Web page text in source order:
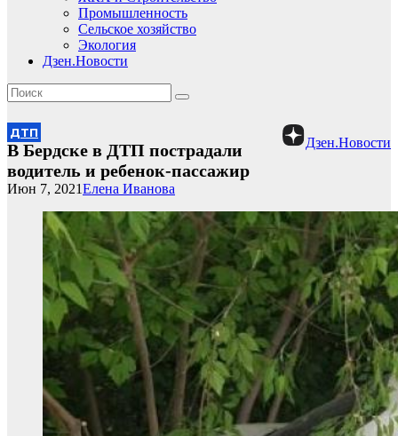
Промышленность
Сельское хозяйство
Экология
Дзен.Новости
Дзен.Новости
ДТП
В Бердске в ДТП пострадали
водитель и ребенок-пассажир
Елена Иванова
Июн 7, 2021